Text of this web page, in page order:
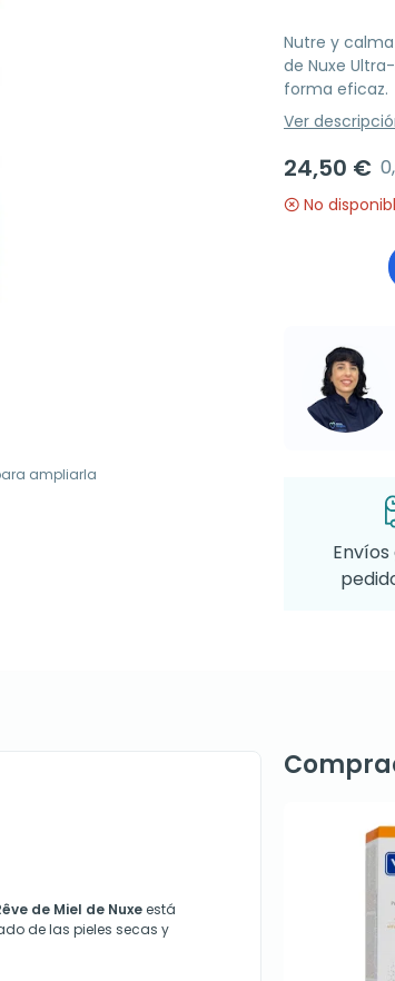
ampliarla
Nutre y
de Nuxe
forma eficaz.
Ver
24,50 €
No
de Miel de Nuxeestá
de las pieles secas y